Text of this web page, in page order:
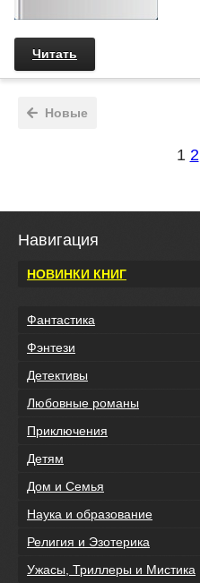
Читать
Новые
1 2
Навигация
НОВИНКИ КНИГ
Фантастика
Фэнтези
Детективы
Любовные романы
Приключения
Детям
Дом и Семья
Наука и образование
Религия и Эзотерика
Ужасы, Триллеры и Мистика